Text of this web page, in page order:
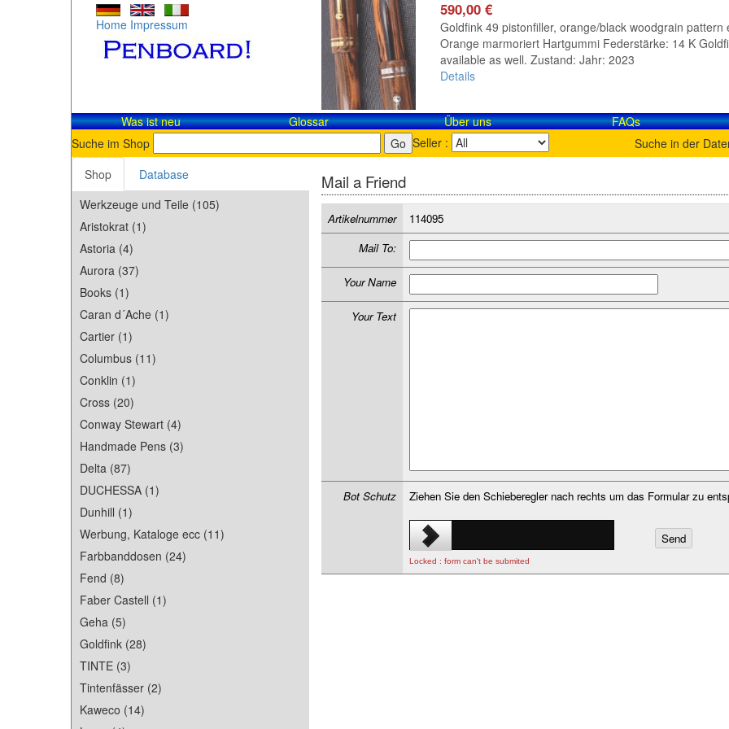
Home Impressum
590,00 €
Goldfink 49 pistonfiller, orange/black woodgrain
Orange marmoriert Hartgummi Federstärke: 14 K
available as well. Zustand: Jahr: 2023
Details
Was ist neu Glossar Über uns FAQs
Suche im Shop
Seller :
Suche in der
Shop
Database
Werkzeuge und Teile (105)
Aristokrat (1)
Astoria (4)
Aurora (37)
Books (1)
Caran d´Ache (1)
Cartier (1)
Columbus (11)
Conklin (1)
Cross (20)
Conway Stewart (4)
Handmade Pens (3)
Delta (87)
DUCHESSA (1)
Dunhill (1)
Werbung, Kataloge ecc (11)
Farbbanddosen (24)
Fend (8)
Faber Castell (1)
Geha (5)
Goldfink (28)
TINTE (3)
Tintenfässer (2)
Kaweco (14)
Mail a Friend
Artikelnummer
114095
Mail To:
Your Name
Your Text
Bot Schutz Ziehen Sie den Schieberegler nach rechts um das Formular zu
Locked : form can't be submited